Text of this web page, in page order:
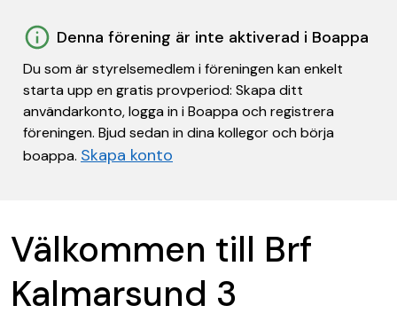
Denna förening är inte aktiverad i Boappa
Du som är styrelsemedlem i föreningen kan enkelt
starta upp en gratis provperiod: Skapa ditt
användarkonto, logga in i Boappa och registrera
föreningen. Bjud sedan in dina kollegor och börja
boappa. Skapa konto
Välkommen till Brf
Kalmarsund 3